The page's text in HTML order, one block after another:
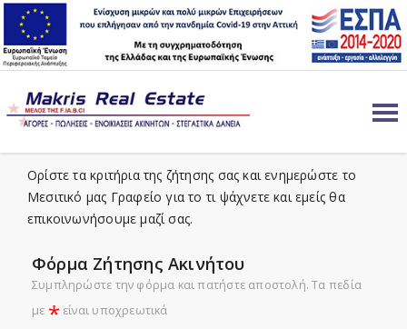
ΖΗΤΗΣΗ ΑΚΙΝΗΤΟΥ
Ορίστε τα κριτήρια της ζήτησης σας και ενημερώστε το
Μεσιτικό μας Γραφείο για το τι ψάχνετε και εμείς θα
επικοινωνήσουμε μαζί σας.
Φόρμα Ζήτησης Ακινήτου
Συμπληρώστε την φόρμα και πατήστε αποστολή. Τα πεδία
με * είναι υποχρεωτικά